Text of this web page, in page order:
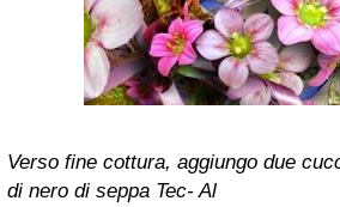
Verso fine cottura, aggiungo due
di nero di seppa Tec- Al